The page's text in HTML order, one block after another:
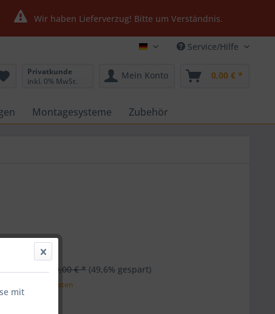
Wir haben Lieferverzug! Bitte um Verständnis.
Ultrasolar24.deService/Hilfe
Privatkunde
inkl. 0% MwSt.
Mein Konto 0,00 € *
Montagesysteme Zubehör
* 99,00 € * (49,6% gespart)
zzgl. Versandkosten
5 Tage
mit